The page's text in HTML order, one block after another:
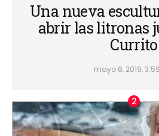
Una nueva
abrir las litronas
Currito
mayo 8, 2019,